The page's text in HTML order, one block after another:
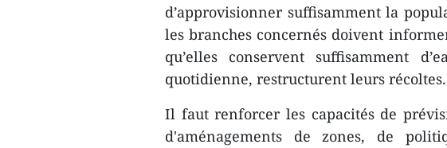
d’approvisionne​r suffisamment ​la
les branches concernés doivent
qu’elles conservent suffisamment
quotidienne, restructurent leurs
Il faut renforcer les capacités de
d'aménagements de zones, de